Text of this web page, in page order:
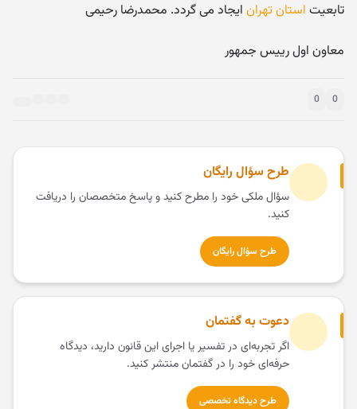
تابعیت استان تهران ایجاد می گردد. محمدرضا رحیمی
معاون اول رییس جمهور
0
0
طرح سؤال رایگان
سؤال ملکی خود را مطرح کنید و پاسخ متخصصان را دریافت
کنید.
طرح سؤال رایگان
دعوت به گفتمان
اگر تجربه‌ای در تفسیر یا اجرای این قانون دارید، دیدگاه
حرفه‌ای خود را در گفتمان منتشر کنید.
طرح دیدگاه تخصصی